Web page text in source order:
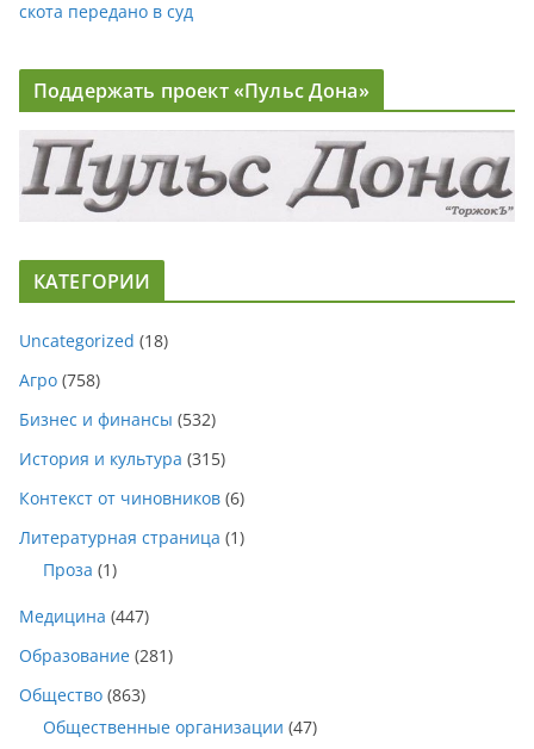
скота передано в суд
Поддержать проект «Пульс Дона»
КАТЕГОРИИ
Uncategorized (18)
Агро (758)
Бизнес и финансы (532)
История и культура (315)
Контекст от чиновников (6)
Литературная страница (1)
Проза (1)
Медицина (447)
Образование (281)
Общество (863)
Общественные организации (47)